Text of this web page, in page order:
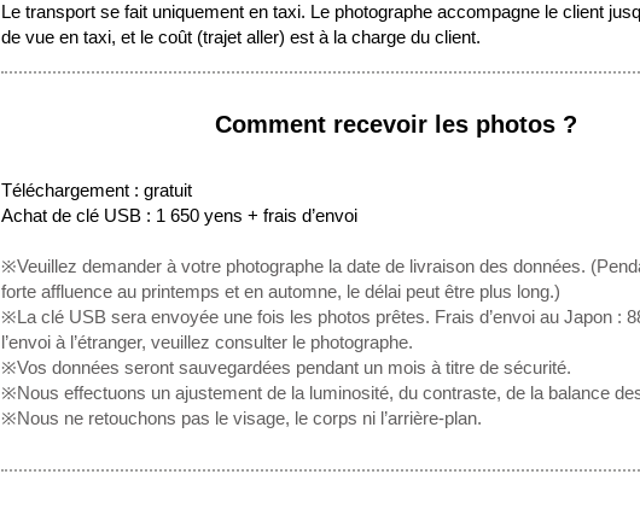
Le transport se fait uniquement en taxi. Le photographe accompagne le client
de vue en taxi, et le coût (trajet aller) est à la charge du client.
Comment recevoir les photos ?
Téléchargement : gratuit
Achat de clé USB : 1 650 yens + frais d’envoi
※Veuillez demander à votre photographe la date de livraison des données.
forte affluence au printemps et en automne, le délai peut être plus long.)
※La clé USB sera envoyée une fois les photos prêtes. Frais d’envoi au Japon :
l’envoi à l’étranger, veuillez consulter le photographe.
※Vos données seront sauvegardées pendant un mois à titre de sécurité.
※Nous effectuons un ajustement de la luminosité, du contraste, de la balance
※Nous ne retouchons pas le visage, le corps ni l’arrière-plan.